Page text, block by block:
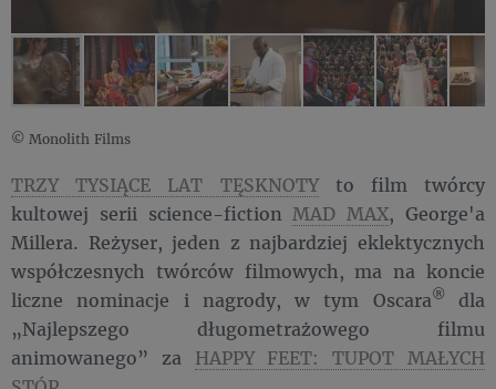
© Monolith Films
TRZY TYSIĄCE LAT TĘSKNOTYto film twórcy
kultowej serii science-fictionMAD MAX, George'a
Millera. Reżyser, jeden z najbardziej eklektycznych
współczesnych twórców filmowych, ma na koncie
liczne nominacje i nagrody, w tym Oscara®dla
„Najlepszego długometrażowego filmu
animowanego” za HAPPY FEET: TUPOT MAŁYCH